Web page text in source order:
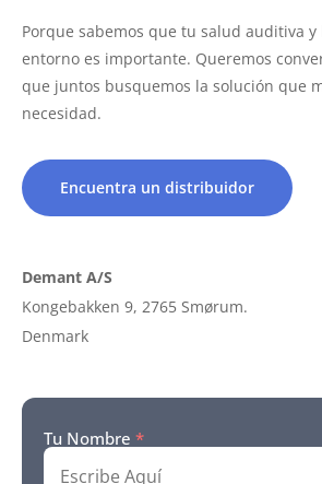
Porque sabemos que tu salud auditiva
entorno es importante. Queremos
que juntos busquemos la solución que
necesidad.
Encuentra un distribuidor
Demant A/S
Kongebakken 9, 2765 Smørum.
Denmark
Tu Nombre *